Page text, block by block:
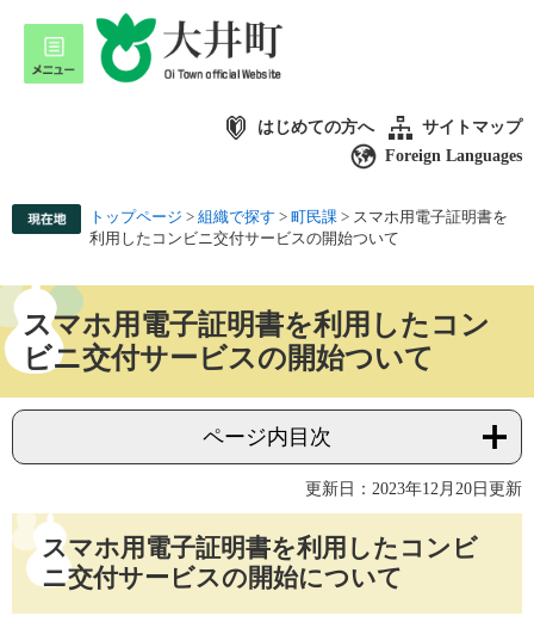
はじめての方へ
サイトマップ
Foreign Languages
トップページ > 組織で探す > 町民課 > スマホ用電子証明書を
利用したコンビニ交付サービスの開始ついて
スマホ用電子証明書を利用したコン
ビニ交付サービスの開始ついて
ページ内目次
更新日：2023年12月20日更新
スマホ用電子証明書を利用したコンビ
ニ交付サービスの開始について